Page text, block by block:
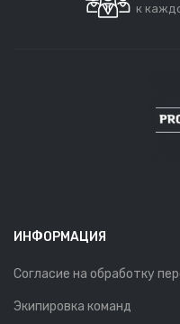
к
ИНФОРМАЦИЯ
Согласие на обработку
Экипировка команд